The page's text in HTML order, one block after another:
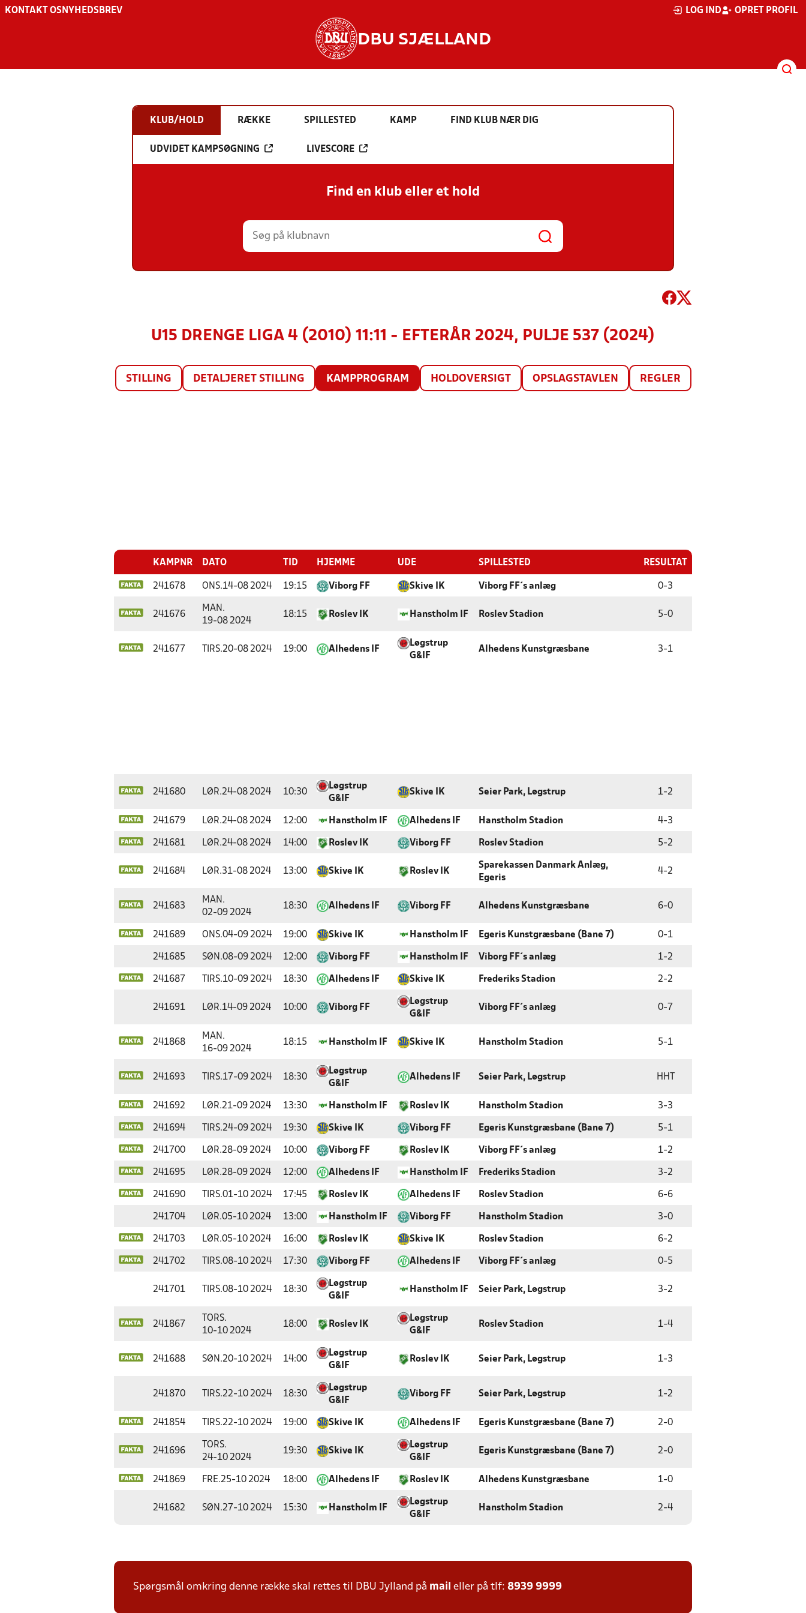
KONTAKT OS NYHEDSBREV LOG IND OPRET PROFIL
DBU SJÆLLAND
KLUB/HOLD RÆKKE SPILLESTED KAMP FIND KLUB NÆR DIG
UDVIDET KAMPSØGNING LIVESCORE
Find en klub eller et hold
U15 DRENGE LIGA 4 (2010) 11:11 - EFTERÅR 2024, PULJE 537 (2024)
STILLING DETALJERET STILLING KAMPPROGRAM HOLDOVERSIGT OPSLAGSTAVLEN REGLER
KAMPNR DATO TID HJEMME UDE SPILLESTED RESULTAT
241678 ONS.14-08 2024 19:15 Viborg FF Skive IK Viborg FF´s anlæg 0-3
241676
MAN.
19-08 2024
18:15 Roslev IK Hanstholm IF Roslev Stadion 5-0
241677 TIRS.20-08 2024 19:00 Alhedens IF
Løgstrup
G&IF
Alhedens Kunstgræsbane 3-1
241680 LØR.24-08 2024 10:30
Løgstrup
G&IF
Skive IK Seier Park, Løgstrup 1-2
241679 LØR.24-08 2024 12:00 Hanstholm IF Alhedens IF Hanstholm Stadion 4-3
241681 LØR.24-08 2024 14:00 Roslev IK Viborg FF Roslev Stadion 5-2
241684 LØR.31-08 2024 13:00 Skive IK Roslev IK
Sparekassen Danmark Anlæg,
Egeris
4-2
241683
MAN.
02-09 2024
18:30 Alhedens IF Viborg FF Alhedens Kunstgræsbane 6-0
241689 ONS.04-09 2024 19:00 Skive IK Hanstholm IF Egeris Kunstgræsbane (Bane 7) 0-1
241685 SØN.08-09 2024 12:00 Viborg FF Hanstholm IF Viborg FF´s anlæg 1-2
241687 TIRS.10-09 2024 18:30 Alhedens IF Skive IK Frederiks Stadion 2-2
241691 LØR.14-09 2024 10:00 Viborg FF
Løgstrup
G&IF
Viborg FF´s anlæg 0- 7
241868
MAN.
16-09 2024
18:15 Hanstholm IF Skive IK Hanstholm Stadion 5-1
241693 TIRS.17-09 2024 18:30
Løgstrup
G&IF
Alhedens IF Seier Park, Løgstrup HHT
241692 LØR.21-09 2024 13:30 Hanstholm IF Roslev IK Hanstholm Stadion 3-3
241694 TIRS.24-09 2024 19:30 Skive IK Viborg FF Egeris Kunstgræsbane (Bane 7) 5-1
241700 LØR.28-09 2024 10:00 Viborg FF Roslev IK Viborg FF´s anlæg 1-2
241695 LØR.28-09 2024 12:00 Alhedens IF Hanstholm IF Frederiks Stadion 3-2
241690 TIRS.01-10 2024 17:45 Roslev IK Alhedens IF Roslev Stadion 6-6
241704 LØR.05-10 2024 13:00 Hanstholm IF Viborg FF Hanstholm Stadion 3-0
241703 LØR.05-10 2024 16:00 Roslev IK Skive IK Roslev Stadion 6-2
241702 TIRS.08-10 2024 17:30 Viborg FF Alhedens IF Viborg FF´s anlæg 0-5
241701 TIRS.08-10 2024 18:30
Løgstrup
G&IF
Hanstholm IF Seier Park, Løgstrup 3-2
241867
TORS.
10-10 2024
18:00 Roslev IK
Løgstrup
G&IF
Roslev Stadion 1-4
241688 SØN.20-10 2024 14:00
Løgstrup
G&IF
Roslev IK Seier Park, Løgstrup 1-3
241870 TIRS.22-10 2024 18:30
Løgstrup
G&IF
Viborg FF Seier Park, Løgstrup 1-2
241854 TIRS.22-10 2024 19:00 Skive IK Alhedens IF Egeris Kunstgræsbane (Bane 7) 2-0
241696
TORS.
24-10 2024
19:30 Skive IK
Løgstrup
G&IF
Egeris Kunstgræsbane (Bane 7) 2-0
241869 FRE.25-10 2024 18:00 Alhedens IF Roslev IK Alhedens Kunstgræsbane 1-0
241682 SØN.27-10 2024 15:30 Hanstholm IF
Løgstrup
G&IF
Hanstholm Stadion 2-4
Spørgsmål omkring denne række skal rettes til DBU Jylland på mail eller på tlf: 8939 9999